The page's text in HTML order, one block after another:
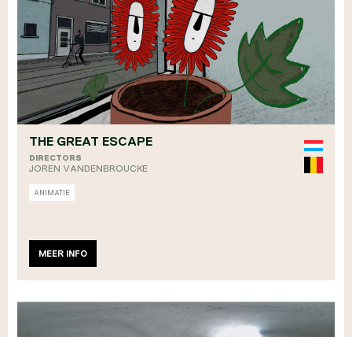
THE GREAT ESCAPE
DIRECTORS
JOREN VANDENBROUCKE
ANIMATIE
MEER INFO